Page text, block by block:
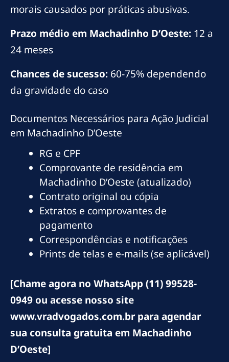
morais causados por práticas abusivas.
Prazo médio em Machadinho D’Oeste: 12 a
24 meses
Chances de sucesso: 60-75% dependendo
da gravidade do caso
Documentos Necessários para Ação Judicial
em Machadinho D’Oeste
RG e CPF
Comprovante de residência em
Machadinho D’Oeste (atualizado)
Contrato original ou cópia
Extratos e comprovantes de
pagamento
Correspondências e notificações
Prints de telas e e-mails (se aplicável)
[Chame agora no WhatsApp (11) 99528-
0949 ou acesse nosso site
www.vradvogados.com.br para agendar
sua consulta gratuita em Machadinho
D’Oeste]